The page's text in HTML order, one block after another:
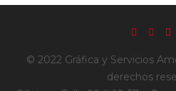
© 2022 Gráfica y Servicios
derechos